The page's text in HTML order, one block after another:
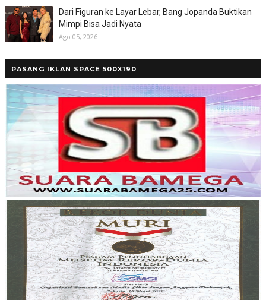
Dari Figuran ke Layar Lebar, Bang Jopanda Buktikan
Mimpi Bisa Jadi Nyata
Ago 05, 2026
PASANG IKLAN SPACE 500X190